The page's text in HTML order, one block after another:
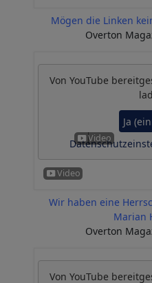
Mögen die Linken
Overton
Von YouTube
Ja
Wir haben eine
Marian
Overton
Von YouTube